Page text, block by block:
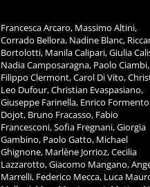
Francesca Arcaro, Massimo Altini,
Corrado Bellora, Nadine Blanc,
Bortolotti, Manila Calipari, Giulia
Nadia Camposaragna, Paolo Ciambi,
Filippo Clermont, Carol Di Vito,
Leo Dufour, Christian Evaspasiano,
Giuseppe Farinella, Enrico Formento
Dojot, Bruno Fracasso, Fabio
Francesconi, Sofia Fregnani, Giorgia
Gambino, Paolo Gatto, Michael
Ghignone, Marlène Jorrioz, Cecilia
Lazzarotto, Giacomo Mangano,
Marrelli, Federico Mecca, Luca